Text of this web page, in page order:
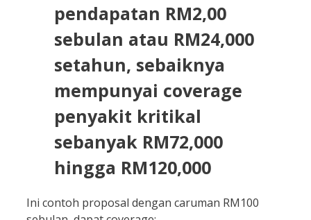
pendapatan RM2,00
sebulan atau RM24,000
setahun, sebaiknya
mempunyai coverage
penyakit kritikal
sebanyak RM72,000
hingga RM120,000
Ini contoh proposal dengan caruman RM100